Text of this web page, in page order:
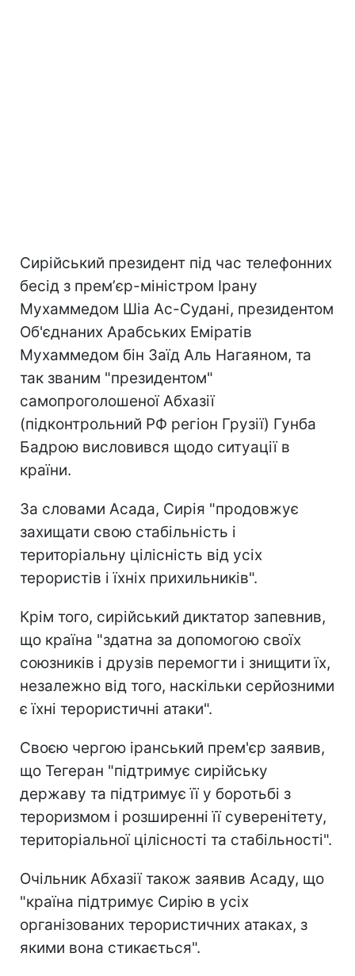
Сирійський президент під час телефонних
бесід з премʼєр-міністром Ірану
Мухаммедом Шіа Ас-Судані, президентом
Об'єднаних Арабських Еміратів
Мухаммедом бін Заїд Аль Нагаяном, та
так званим "президентом"
самопроголошеної Абхазії
(підконтрольний РФ регіон Грузії) Гунба
Бадрою висловився щодо ситуації в
країни.
За словами Асада, Сирія "продовжує
захищати свою стабільність і
територіальну цілісність від усіх
терористів і їхніх прихильників".
Крім того, сирійський диктатор запевнив,
що країна "здатна за допомогою своїх
союзників і друзів перемогти і знищити їх,
незалежно від того, наскільки серйозними
є їхні терористичні атаки".
Своєю чергою іранський прем'єр заявив,
що Тегеран "підтримує сирійську
державу та підтримує її у боротьбі з
тероризмом і розширенні її суверенітету,
територіальної цілісності та стабільності".
Очільник Абхазії також заявив Асаду, що
"країна підтримує Сирію в усіх
організованих терористичних атаках, з
якими вона стикається".